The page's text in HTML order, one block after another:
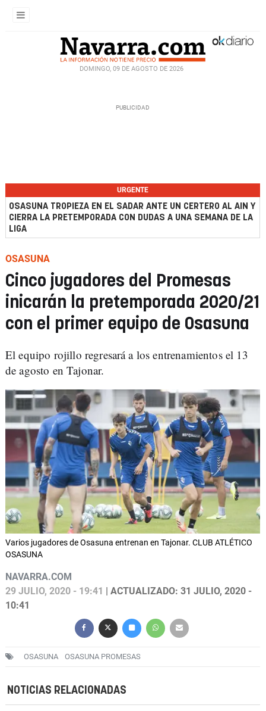
DOMINGO, 09 DE AGOSTO DE 2026
URGENTE
OSASUNA TROPIEZA EN EL SADAR ANTE UN CERTERO AL AIN Y
CIERRA LA PRETEMPORADA CON DUDAS A UNA SEMANA DE LA
LIGA
OSASUNA
Cinco jugadores del Promesas
inicarán la pretemporada 2020/21
con el primer equipo de Osasuna
El equipo rojillo regresará a los entrenamientos el 13
de agosto en Tajonar.
Varios jugadores de Osasuna entrenan en Tajonar. CLUB ATLÉTICO
OSASUNA
NAVARRA.COM
29 JULIO, 2020 - 19:41 | ACTUALIZADO: 31 JULIO, 2020 -
10:41
OSASUNA OSASUNA PROMESAS
NOTICIAS RELACIONADAS